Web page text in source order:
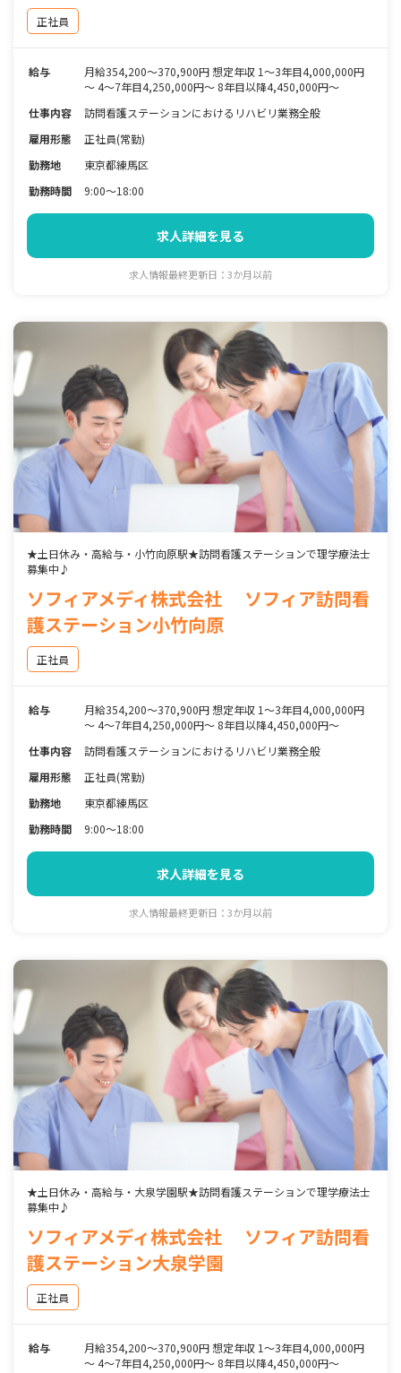
正社員
給与
月給354,200～370,900円 想定年収 1～3年目4,000,000円
～ 4～7年目4,250,000円～ 8年目以降4,450,000円～
仕事内容
訪問看護ステーションにおけるリハビリ業務全般
雇用形態
正社員(常勤)
勤務地
東京都練馬区
勤務時間
9:00～18:00
求人詳細を見る
求人情報最終更新日：3か月以前
★土日休み・高給与・小竹向原駅★訪問看護ステーションで理学療法士
募集中♪
ソフィアメディ株式会社 ソフィア訪問看
護ステーション小竹向原
正社員
給与
月給354,200～370,900円 想定年収 1～3年目4,000,000円
～ 4～7年目4,250,000円～ 8年目以降4,450,000円～
仕事内容
訪問看護ステーションにおけるリハビリ業務全般
雇用形態
正社員(常勤)
勤務地
東京都練馬区
勤務時間
9:00～18:00
求人詳細を見る
求人情報最終更新日：3か月以前
★土日休み・高給与・大泉学園駅★訪問看護ステーションで理学療法士
募集中♪
ソフィアメディ株式会社 ソフィア訪問看
護ステーション大泉学園
正社員
給与
月給354,200～370,900円 想定年収 1～3年目4,000,000円
～ 4～7年目4,250,000円～ 8年目以降4,450,000円～